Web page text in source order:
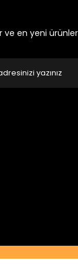
ve en yeni